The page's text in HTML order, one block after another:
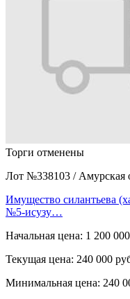
Торги отменены
Лот №338103 / Амурская
Имущество силантьева
№5-исузу…
Начальная цена: 1 200
Текущая цена: 240 000
Минимальная цена: 240